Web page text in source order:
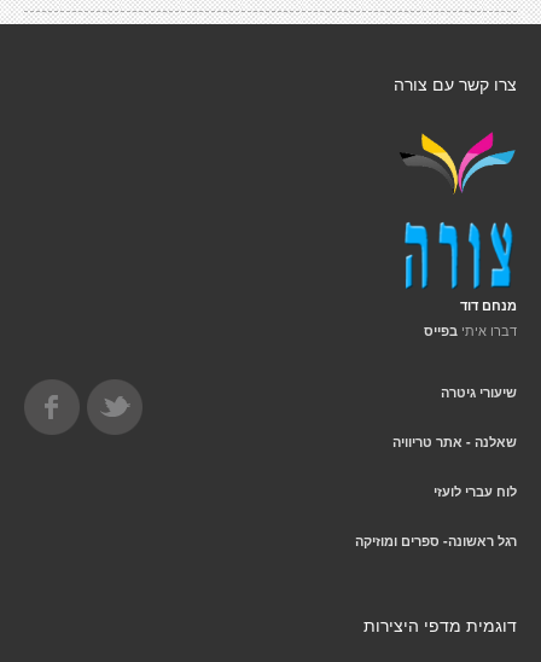
צרו קשר עם צורה
מנחם דוד
דברו איתי בפייס
שיעורי גיטרה
שאלנה - אתר טריוויה
לוח עברי לועזי
רגל ראשונה- ספרים ומוזיקה
דוגמית מדפי היצירות